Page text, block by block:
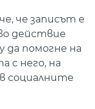
че записът е
действие
да помогне на
с него, на
социалните